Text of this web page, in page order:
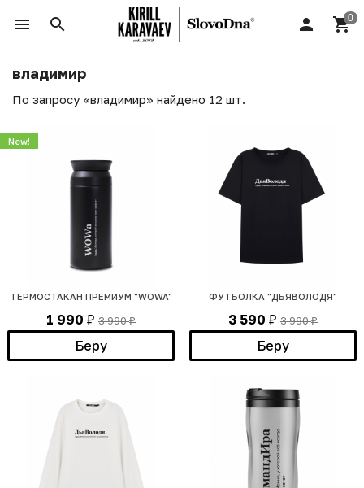
владимир
По запросу «владимир» найдено 12 шт.
ТЕРМОСТАКАН ПРЕМИУМ "WOWA"
1 990 ₽ 3 990₽
Беру
New!
ФУТБОЛКА "ДЬЯВОЛОДЯ"
3 590 ₽ 3 990₽
Беру